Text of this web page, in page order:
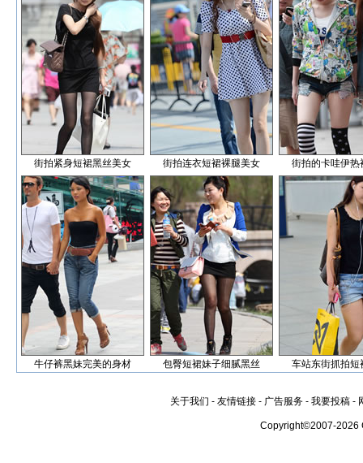
街拍紧身短裙黑丝美女 街拍连衣短裙裸腿美女 街拍的卡哇伊热
牛仔裤黑妹完美的身材 包臀短裙妹子细腻黑丝 车站东街抓拍短
关于我们 - 友情链接 - 广告服务 - 我要投稿 -
Copyright©2007-2026